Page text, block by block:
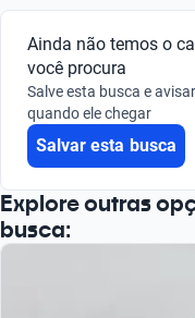
Busque por marca
Busque por modelo
Busque por versão
Ainda não temos o
você procura
Salve esta busca e
quando ele chegar
Salvar esta busca
Explore outras
busca: